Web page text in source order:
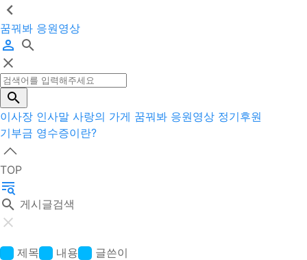
꿈꿔봐 응원영상
이사장 인사말 사랑의 가게 꿈꿔봐 응원영상 정기후원
기부금 영수증이란?
TOP
게시글검색
제목 내용 글쓴이